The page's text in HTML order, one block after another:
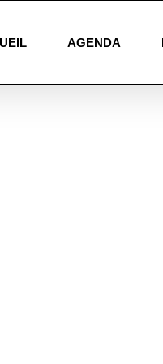
AGENDA